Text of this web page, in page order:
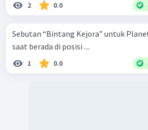
2 0.0
Sebutan “Bintang Kejora” untuk
saat berada di posisi ....
1 0.0